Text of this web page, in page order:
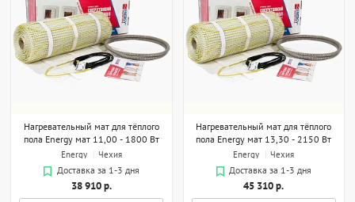
Нагревательный мат для тёплого
пола Energy мат 11,00 - 1800 Вт
Energy
Чехия
Доставка за 1-3 дня
38 910 р.
Нагревательный мат для тёплого
пола Energy мат 13,30 - 2150 Вт
Energy
Чехия
Доставка за 1-3 дня
45 310 р.